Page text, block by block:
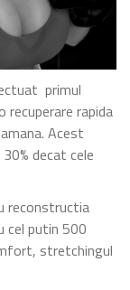
primul
rapida
Acest
decat cele
reconstructia
cel putin 500
stretchingul